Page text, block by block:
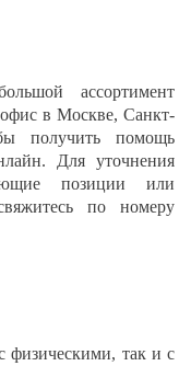
ассортимент
в Москве, Санкт-
получить помощь
Для уточнения
позиции или
по номеру
физическими, так и с